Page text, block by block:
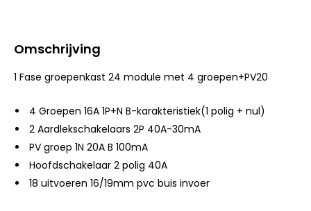
Omschrijving
1 Fase groepenkast 24 module met 4 groepen+PV20
4 Groepen 16A 1P+N B-karakteristiek(1 polig + nul)
2 Aardlekschakelaars 2P 40A-30mA
PV groep 1N 20A B 100mA
Hoofdschakelaar 2 polig 40A
18 uitvoeren 16/19mm pvc buis invoer